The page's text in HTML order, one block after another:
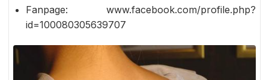
Fanpage: www.facebook.com/profile.php?
id=100080305639707